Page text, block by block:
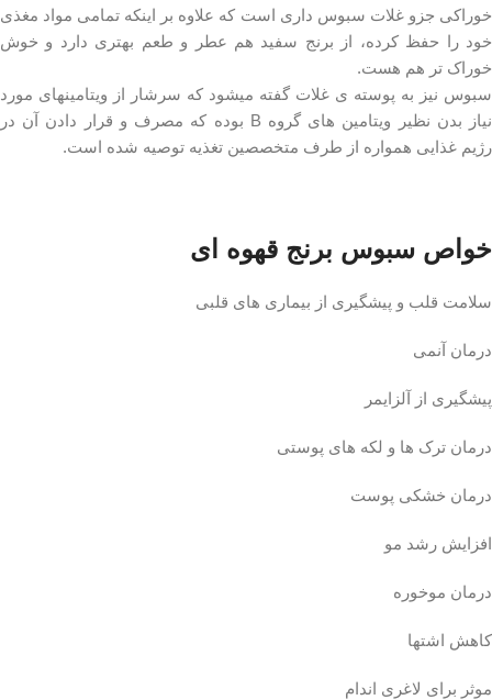
خوراکی جزو غلات سبوس داری است که علاوه بر اینکه تمامی مواد مغذی
خود را حفظ کرده، از برنج سفید هم عطر و طعم بهتری دارد و خوش
خوراک تر هم هست.
سبوس نیز به پوسته ی غلات گفته میشود که سرشار از ویتامینهای مورد
نیاز بدن نظیر ویتامین های گروه B بوده که مصرف و قرار دادن آن در
رژیم غذایی همواره از طرف متخصصین تغذیه توصیه شده است.
خواص سبوس برنج قهوه ای
سلامت قلب و پیشگیری از بیماری های قلبی
درمان آنمی
پیشگیری از آلزایمر
درمان ترک ها و لکه های پوستی
درمان خشکی پوست
افزایش رشد مو
درمان موخوره
کاهش اشتها
موثر برای لاغری اندام